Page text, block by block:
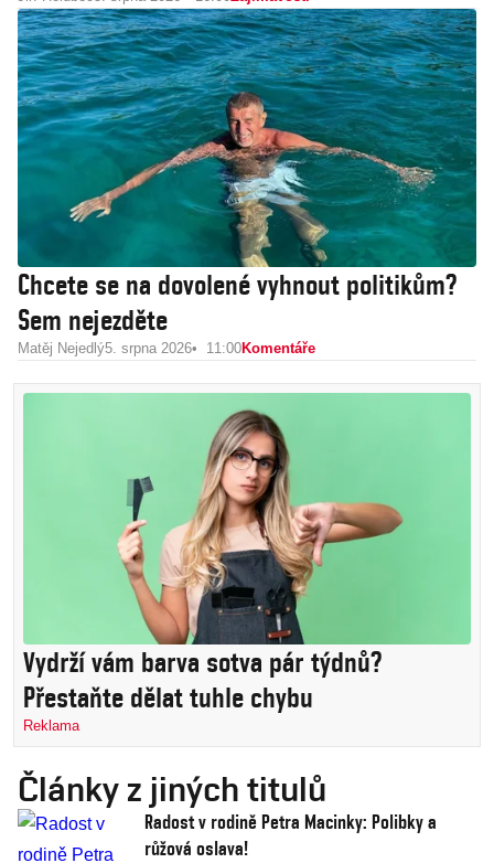
Chcete se na dovolené vyhnout politikům?
Sem nejezděte
Matěj Nejedlý5. srpna 2026 11:00Komentáře
Vydrží vám barva sotva pár týdnů?
Přestaňte dělat tuhle chybu
Reklama
Články z jiných titulů
Radost v rodině Petra Macinky: Polibky a
růžová oslava!